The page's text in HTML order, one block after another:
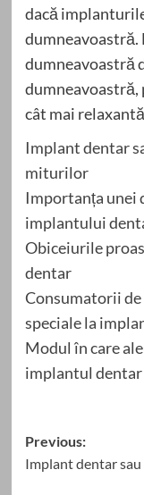
dacă
dumneavoastră.
dumneavoastră
dumneavoastră,
cât mai
Implant dentar
miturilor
Importanța unei
implantului
Obiceiurile
dentar
Consumatorii
speciale la
Modul în care
implantul dentar
Post
Previous:
Implant dentar